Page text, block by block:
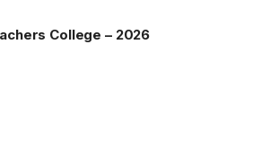
College – 2026